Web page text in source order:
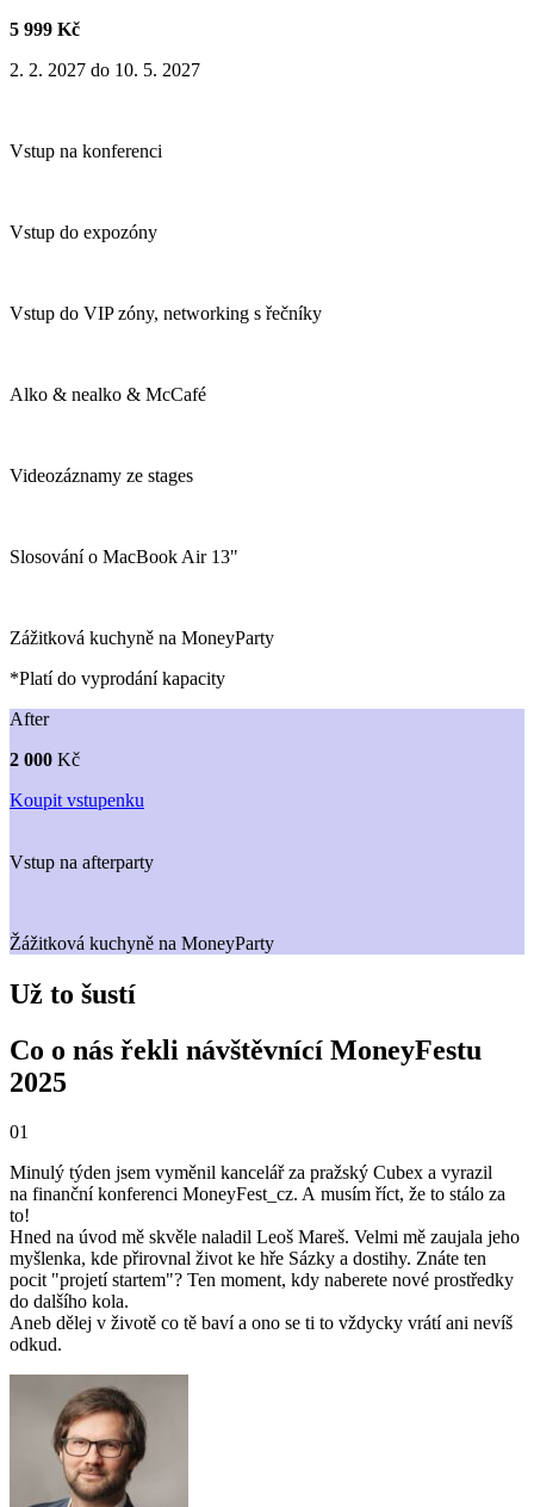
5 999 Kč
2. 2. 2027 do 10. 5. 2027
Vstup na konferenci
Vstup do expozóny
Vstup do VIP zóny, networking s řečníky
Alko & nealko & McCafé
Videozáznamy ze stages
Slosování o MacBook Air 13"
Zážitková kuchyně na MoneyParty
*Platí do vyprodání kapacity
After
2 000 Kč
Koupit vstupenku
Vstup na afterparty
Žážitková kuchyně na MoneyParty
Už to šustí
Co o nás řekli návštěvnící MoneyFestu
2025
01
Minulý týden jsem vyměnil kancelář za pražský Cubex a vyrazil
na finanční konferenci MoneyFest_cz. A musím říct, že to stálo za
to!
Hned na úvod mě skvěle naladil Leoš Mareš. Velmi mě zaujala jeho
myšlenka, kde přirovnal život ke hře Sázky a dostihy. Znáte ten
pocit "projetí startem"? Ten moment, kdy naberete nové prostředky
do dalšího kola.
Aneb dělej v životě co tě baví a ono se ti to vždycky vrátí ani nevíš
odkud.